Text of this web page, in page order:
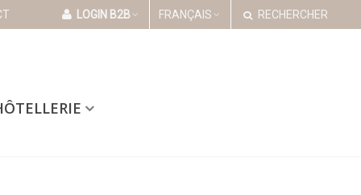
LOGIN B2B FRANÇAIS RECHERCHER